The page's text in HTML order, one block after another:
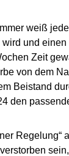
weiß
und
Zeit
von dem
Beistand
den
Regelung“